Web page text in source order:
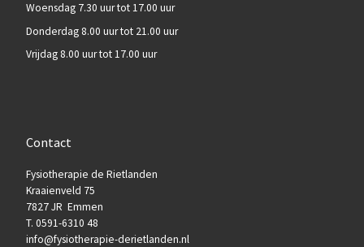
Woensdag 7.30 uur tot 17.00 uur
Donderdag 8.00 uur tot 21.00 uur
Vrijdag 8.00 uur tot 17.00 uur
Contact
Fysiotherapie de Rietlanden
Kraaienveld 75
7827 JR Emmen
T. 0591-6310 48
info@fysiotherapie-derietlanden.nl